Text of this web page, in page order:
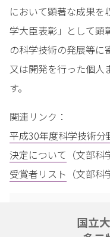
において顕著な成果
学大臣表彰」として顕
の科学技術の発展等
又は開発を行った個人
す。
関連リンク：
平成30年度科学技術
決定について （文部科
受賞者リスト （文部科
国立